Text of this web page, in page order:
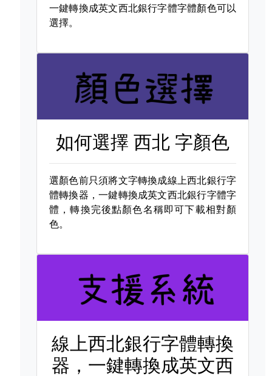
一鍵轉換成英文西北銀行字體字體顏色可以
選擇。
如何選擇西北 字顏色
選顏色前只須將文字轉換成線上西北銀行字
體轉換器，一鍵轉換成英文西北銀行字體字
體，轉換完後點顏色名稱即可下載相對顏
色。
線上西北銀行字體轉換
器，一鍵轉換成英文西